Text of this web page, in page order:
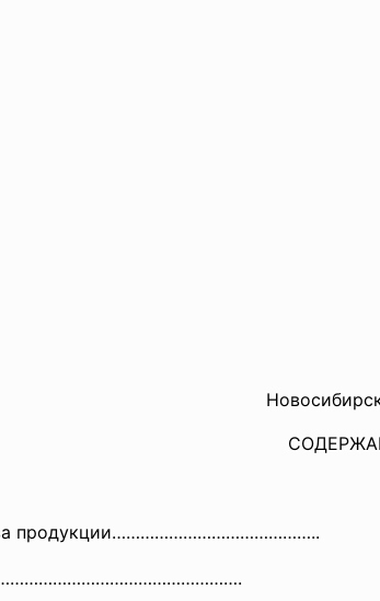
продукции……………………………………..